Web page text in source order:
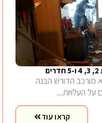
מורכב הדורש הבנה
העלויות...
קראו עוד